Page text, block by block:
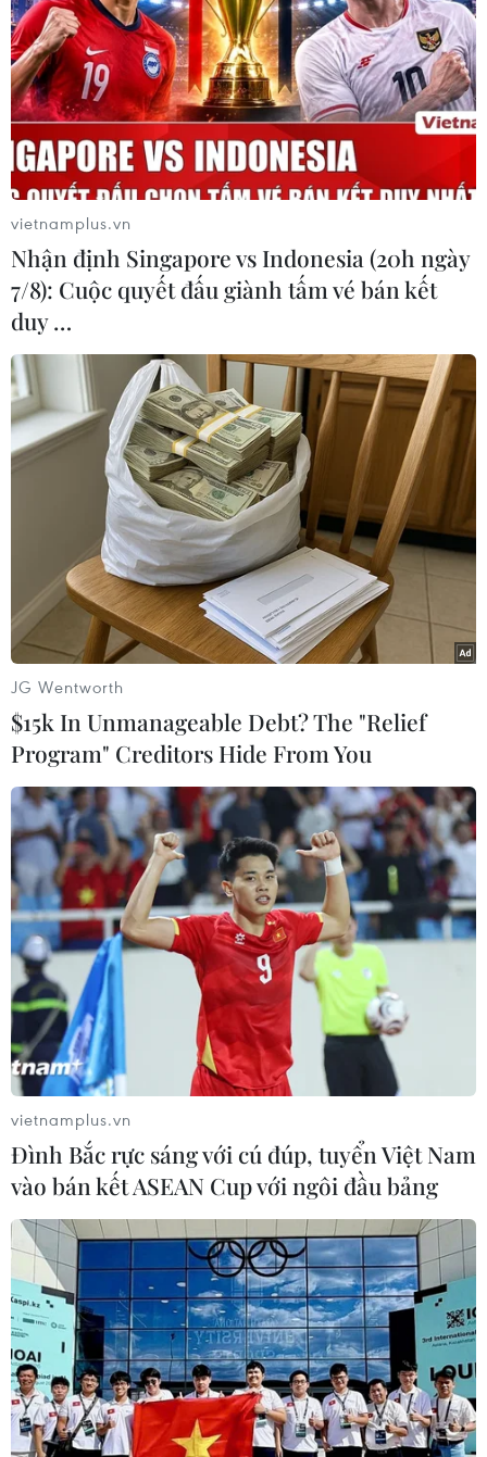
Hơn 700 mẹ bầu đã tham gia
đồng diễn yoga tại Festival mẹ
bầu và em bé, giúp nâng cao sức
khỏe, kết nối yêu thương và lan
tỏa năng lượng tích cực.
#Ngày Quốc tế Yoga
#Sức khỏe người cao tuổi
#Chất lượng cuộc sống
Thái Nguyên
Theo dõi VietnamPlus
TIN LIÊN QUAN
Ngày Quốc tế Yoga: Thông điệp hòa bình
lan tỏa khắp địa cầu
21/06/2025 09:26
Không chỉ là một phần không thể thiếu trong đời sống
tinh thần, yoga còn trở thành một trong những di sản
vietnamplus.vn
Nhận định Singapore vs Indonesia (20h ngày
7/8): Cuộc quyết đấu giành tấm vé bán kết
duy …
JG Wentworth
$15k In Unmanageable Debt? The "Relief
Program" Creditors Hide From You
vietnamplus.vn
Đình Bắc rực sáng với cú đúp, tuyển Việt Nam
vào bán kết ASEAN Cup với ngôi đầu bảng